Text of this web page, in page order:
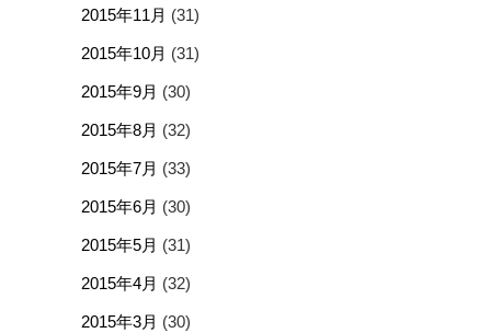
2015年11月 (31)
2015年10月 (31)
2015年9月 (30)
2015年8月 (32)
2015年7月 (33)
2015年6月 (30)
2015年5月 (31)
2015年4月 (32)
2015年3月 (30)